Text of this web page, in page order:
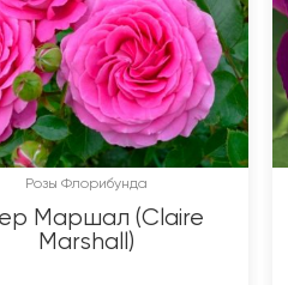
Розы Флорибунда
Маршал (Claire
Marshall)